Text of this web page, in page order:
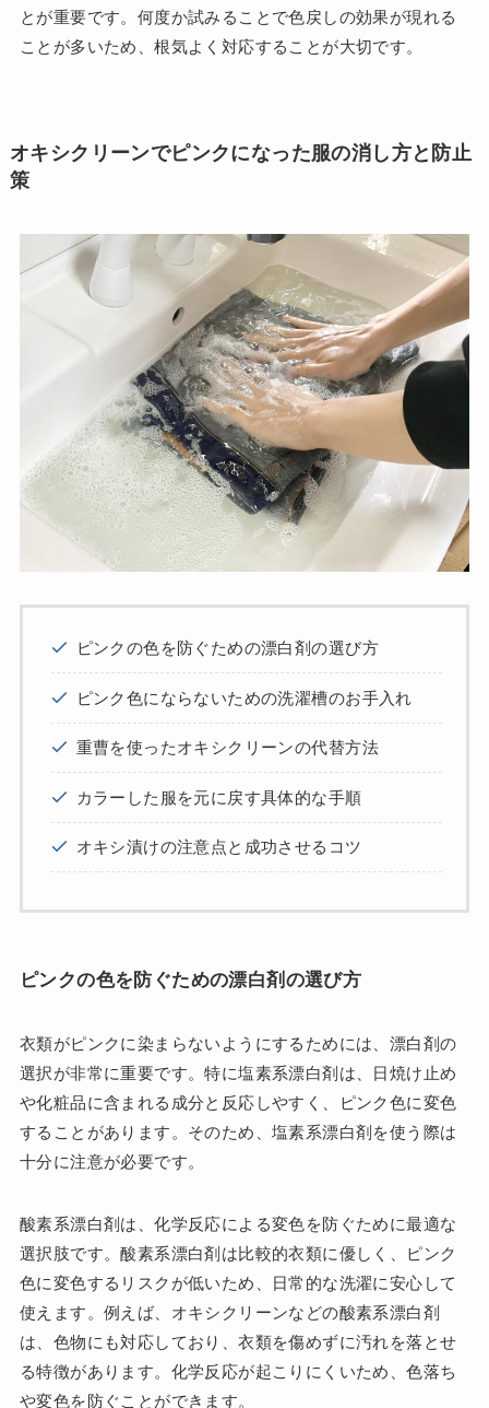
とが重要です。何度か試みることで色戻しの効果が現れる
ことが多いため、根気よく対応することが大切です。
オキシクリーンでピンクになった服の消し方と防止
策
ピンクの色を防ぐための漂白剤の選び方
ピンク色にならないための洗濯槽のお手入れ
重曹を使ったオキシクリーンの代替方法
カラーした服を元に戻す具体的な手順
オキシ漬けの注意点と成功させるコツ
ピンクの色を防ぐための漂白剤の選び方
衣類がピンクに染まらないようにするためには、漂白剤の
選択が非常に重要です。特に塩素系漂白剤は、日焼け止め
や化粧品に含まれる成分と反応しやすく、ピンク色に変色
することがあります。そのため、塩素系漂白剤を使う際は
十分に注意が必要です。
酸素系漂白剤は、化学反応による変色を防ぐために最適な
選択肢です。酸素系漂白剤は比較的衣類に優しく、ピンク
色に変色するリスクが低いため、日常的な洗濯に安心して
使えます。例えば、オキシクリーンなどの酸素系漂白剤
は、色物にも対応しており、衣類を傷めずに汚れを落とせ
る特徴があります。化学反応が起こりにくいため、色落ち
や変色を防ぐことができます。